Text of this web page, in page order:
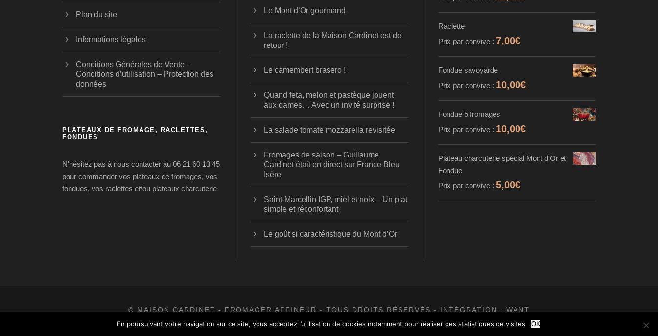
Plan du site
Informations légales
Conditions Générales de Vente –
Conditions d’utilisation – Protection des
données
PLATEAUX DE FROMAGE, RACLETTES,
FONDUES
N'hésitez pas à nous contacter au 06 21 60 13 45
pour commander vos plateaux de fromages, vos
fondues, vos raclettes et/ou plateaux charcuterie
Le Mont d’Or gourmand
La raclette de la Maison Cardinet est de
retour !
Le camembert brasero !
Quand feta, melon et pastèque jouent
aux dames… Avec un invité surprise !
La salade tomate mozzarella revisitée
Fromages de saison – Guillaume
Cardinet était en direct sur France Bleu
Isère
Saint-Marcellin IGP, miel et noix – Un plat
simple et réconfortant
Le goût si caractéristique du Mont d’Or
Raclette
Prix par convive : 7,00€
Fondue savoyarde
Prix par convive : 10,00€
Fondue 5 fromages
Prix par convive : 10,00€
Plateau charcuterie spécial Mont d'Or et
Fondue
Prix par convive : 5,00€
© MAISON CARDINET - FROMAGER AFFINEUR - TOUS DROITS RÉSERVÉS - INTÉGRATION : WANT
En poursuivant votre navigation sur ce site, vous acceptez l’utilisation de cookies notamment pour réaliser des statistiques de visites
OK